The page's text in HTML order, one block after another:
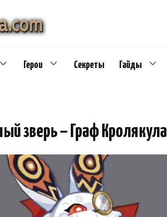
Герои Секреты Гайды
зверь – Граф Кролякула